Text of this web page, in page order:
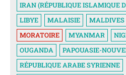
IRAN (RÉPUBLIQUE ISLAMIQUE
LIBYE
MALAISIE MALDIVES
MORATOIRE
MYANMAR
OUGANDA
PAPOUASIE-
RÉPUBLIQUE ARABE SYRIENNE